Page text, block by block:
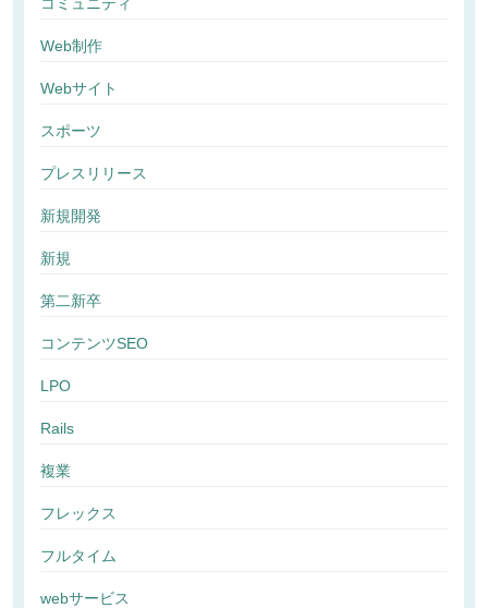
Web制作
Webサイト
スポーツ
プレスリリース
新規開発
新規
第二新卒
コンテンツSEO
LPO
Rails
複業
フレックス
フルタイム
webサービス